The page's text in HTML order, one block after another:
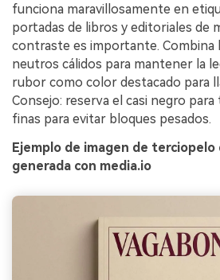
funciona maravillosamente en
portadas de libros y editoriales de
contraste es importante. Combina
neutros cálidos para mantener la
rubor como color destacado para
Consejo: reserva el casi negro
finas para evitar bloques pesados.
Ejemplo de imagen de terciopelo
generada con media.io